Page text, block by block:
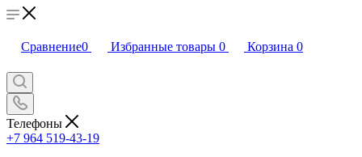
Сравнение0 Избранные товары 0 Корзина 0
Телефоны
+7 964 519-43-19